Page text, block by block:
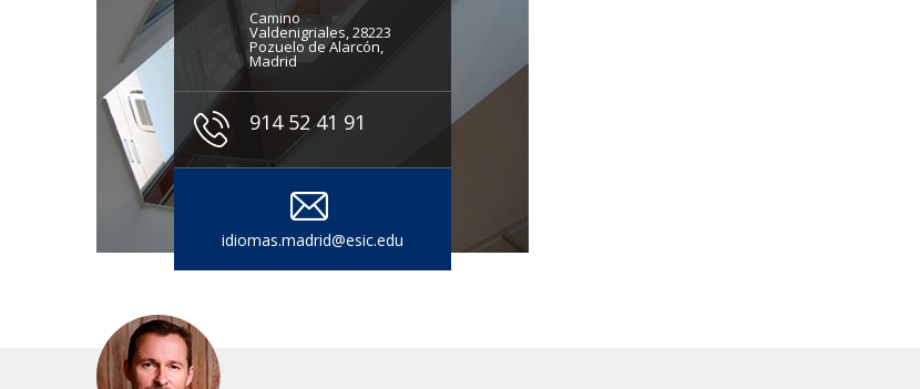
Camino
Valdenigriales, 28223
Pozuelo de Alarcón,
Madrid
914 52 41 91
idiomas.madrid@esic.edu